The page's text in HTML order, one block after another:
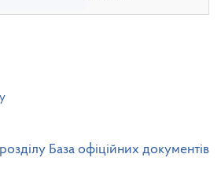
База офіційних документів